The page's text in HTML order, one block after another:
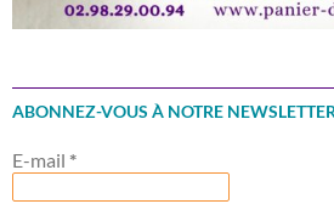
ABONNEZ-VOUS À NOTRE
E-mail *